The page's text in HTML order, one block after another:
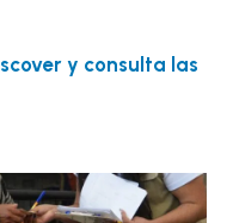
y consulta las